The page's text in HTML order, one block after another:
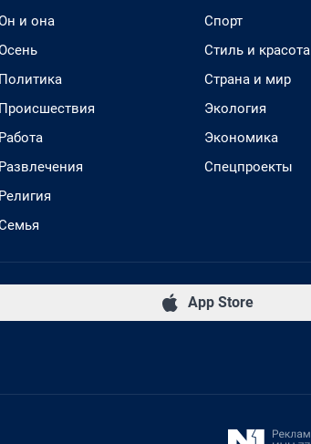
и она
Политика
Происшествия
Работа
Развлечения
Религия
Спорт
Стиль и красота
Страна и мир
Экология
Экономика
Спецпроекты
App Store